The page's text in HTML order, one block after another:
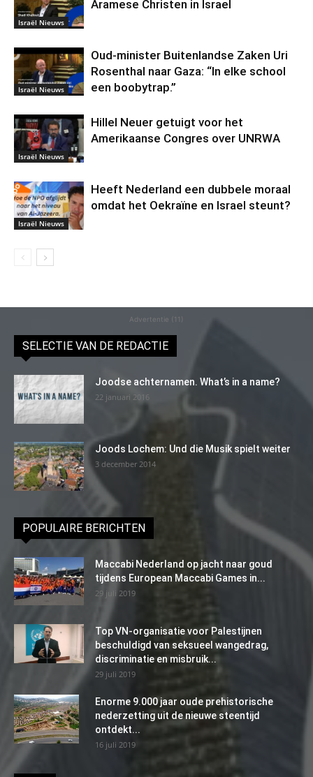
Israël Nieuws
Aramese Christen in Israel
Israël Nieuws
Oud-minister Buitenlandse Zaken Uri
Rosenthal naar Gaza: “In elke school
een boobytrap.”
Israël Nieuws
Hillel Neuer getuigt voor het
Amerikaanse Congres over UNRWA
Israël Nieuws
Heeft Nederland een dubbele moraal
omdat het Oekraïne en Israel steunt?
Advertentie (11)
SELECTIE VAN DE REDACTIE
Joodse achternamen. What’s in a name?
22 januari 2016
Joods Lochem: Und die Musik spielt weiter
3 december 2014
POPULAIRE BERICHTEN
Maccabi Nederland op jacht naar goud
tijdens European Maccabi Games in...
29 juli 2019
Top VN-organisatie voor Palestijnen
beschuldigd van seksueel wangedrag,
discriminatie en misbruik...
29 juli 2019
Enorme 9.000 jaar oude prehistorische
nederzetting uit de nieuwe steentijd
ontdekt...
16 juli 2019